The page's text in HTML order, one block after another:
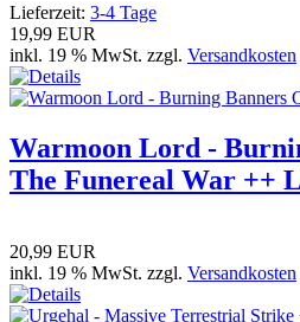
Lieferzeit: 3-4 Tage
19,99 EUR
inkl. 19 % MwSt. zzgl. Versandkosten
Warmoon Lord -
The Funereal War ++
20,99 EUR
inkl. 19 % MwSt. zzgl. Versandkosten